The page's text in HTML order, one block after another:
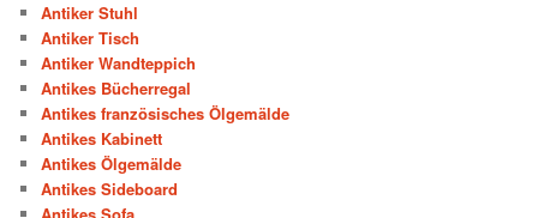
Antiker Stuhl
Antiker Tisch
Antiker Wandteppich
Antikes Bücherregal
Antikes französisches Ölgemälde
Antikes Kabinett
Antikes Ölgemälde
Antikes Sideboard